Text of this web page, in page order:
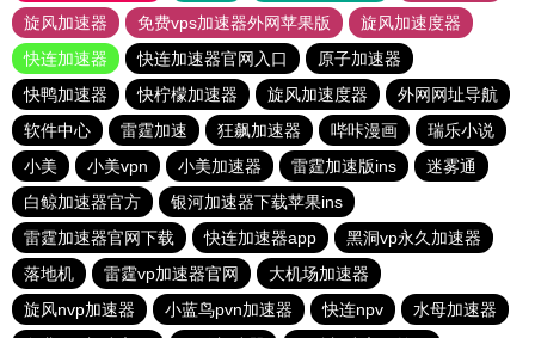
旋风加速器
免费vps加速器外网苹果版
旋风加速度器
快连加速器
快连加速器官网入口
原子加速器
快鸭加速器
快柠檬加速器 旋风加速度器
外网网址导航
软件中心
雷霆加速 狂飙加速器 哔咔漫画
瑞乐小说
小美
小美vpn 小美加速器 雷霆加速版ins
迷雾通
白鲸加速器官方
银河加速器下载苹果ins
雷霆加速器官网下载
快连加速器app
黑洞vp永久加速器
落地机
雷霆vp加速器官网
大机场加速器
旋风nvp加速器
小蓝鸟pvn加速器 快连npv
水母加速器